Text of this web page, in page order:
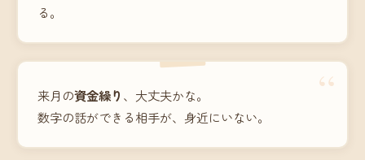
る。
“
来月の資金繰り 、大丈夫かな。
数字の話ができる相手が、身近にいない。